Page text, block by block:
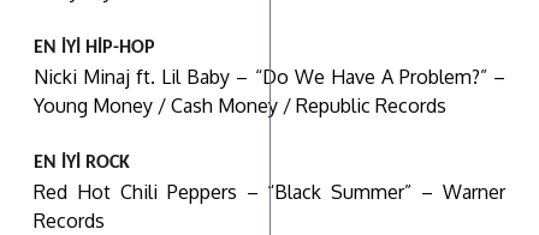
EN İYİ HİP-HOP
Nicki Minaj ft. Lil Baby – “Do We Have A Problem?” –
Young Money / Cash Money / Republic Records
EN İYİ ROCK
Red Hot Chili Peppers – “Black Summer” – Warner
Records